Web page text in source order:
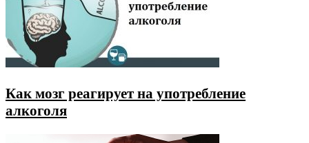
Как мозг реагирует на употребление
алкоголя